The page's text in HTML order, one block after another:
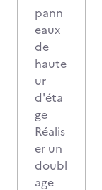
pann
eaux
de
haute
ur
d'éta
ge
Réalis
er un
doubl
age